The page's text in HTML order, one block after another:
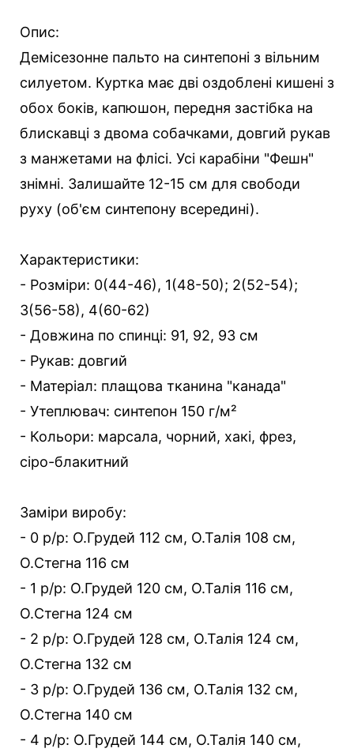
Опис:
Демісезонне пальто на синтепоні з вільним
силуетом. Куртка має дві оздоблені кишені з
обох боків, капюшон, передня застібка на
блискавці з двома собачками, довгий рукав
з манжетами на флісі. Усі карабіни "Фешн"
знімні. Залишайте 12-15 см для свободи
руху (об'єм синтепону всередині).
Характеристики:
- Розміри: 0(44-46), 1(48-50); 2(52-54);
3(56-58), 4(60-62)
- Довжина по спинці: 91, 92, 93 см
- Рукав: довгий
- Матеріал: плащова тканина "канада"
- Утеплювач: синтепон 150 г/м²
- Кольори: марсала, чорний, хакі, фрез,
сіро-блакитний
Заміри виробу:
- 0 р/р: О.Грудей 112 см, О.Талія 108 см,
О.Стегна 116 см
- 1 р/р: О.Грудей 120 см, О.Талія 116 см,
О.Стегна 124 см
- 2 р/р: О.Грудей 128 см, О.Талія 124 см,
О.Стегна 132 см
- 3 р/р: О.Грудей 136 см, О.Талія 132 см,
О.Стегна 140 см
- 4 р/р: О.Грудей 144 см, О.Талія 140 см,